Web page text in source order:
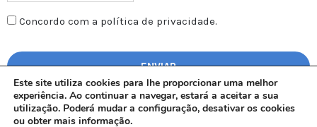
Concordo com a política de privacidade.
Este site utiliza cookies para lhe proporcionar uma melhor
experiência. Ao continuar a navegar, estará a aceitar a sua
utilização. Poderá mudar a configuração, desativar os cookies
ou obter mais informação.